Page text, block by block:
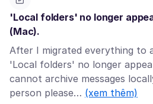
'Local folders' no longer
(Mac).
After I migrated everything to
'Local folders' no longer
cannot archive messages
person please… (xem thêm)